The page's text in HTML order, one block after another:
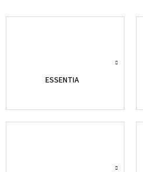
ESSENTIA